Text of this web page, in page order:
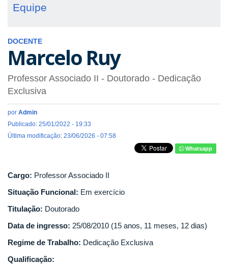
Equipe
DOCENTE
Marcelo Ruy
Professor Associado II - Doutorado - Dedicação
Exclusiva
por Admin
Publicado: 25/01/2022 - 19:33
Última modificação: 23/06/2026 - 07:58
Whatsapp
Cargo: Professor Associado II
Situação Funcional: Em exercício
Titulação: Doutorado
Data de ingresso: 25/08/2010 (15 anos, 11 meses, 12 dias)
Regime de Trabalho: Dedicação Exclusiva
Qualificação: